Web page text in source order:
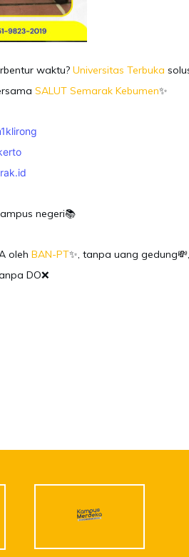
waktu?Universitas Terbuka
SALUT Semarak Kebumen✨
negeri📚
oleh BAN-PT✨, tanpa uang
DO❌